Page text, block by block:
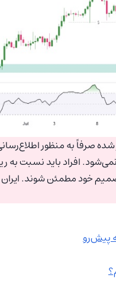
صرفاً به منظور
افراد باید نسبت به
خود مطمئن شوند.
پیش‌رو